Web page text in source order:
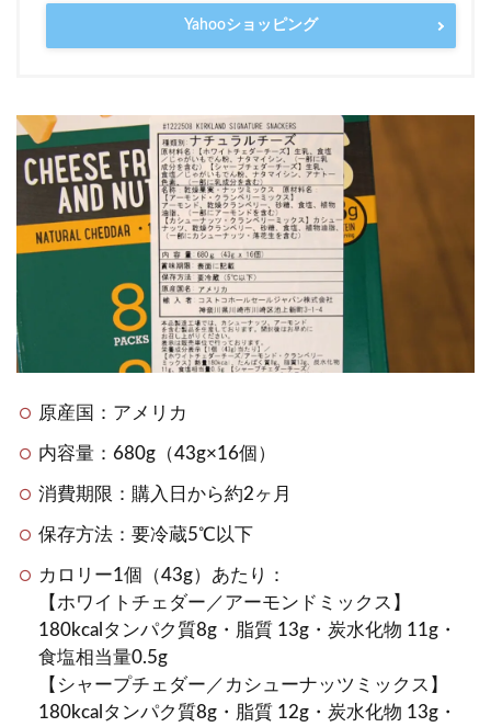
Yahooショッピング
原産国：アメリカ
内容量：680g（43g×16個）
消費期限：購入日から約2ヶ月
保存方法：要冷蔵5℃以下
カロリー1個（43g）あたり：
【ホワイトチェダー／アーモンドミックス】
180kcalタンパク質8g・脂質 13g・炭水化物 11g・
食塩相当量0.5g
【シャープチェダー／カシューナッツミックス】
180kcalタンパク質8g・脂質 12g・炭水化物 13g・